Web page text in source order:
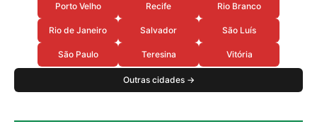
Porto Velho Recife Rio Branco
Rio de Janeiro Salvador São Luís
São Paulo Teresina Vitória
Outras cidades →